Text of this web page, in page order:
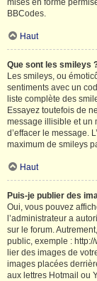
mises en forme
BBCodes.
Haut
Que sont les smileys
Les smileys, ou
sentiments avec un
liste complète des
Essayez toutefois de
message illisible et un
d’effacer le message.
maximum de smileys
Haut
Puis-je publier des
Oui, vous pouvez
l’administrateur a
sur le forum.
public, exemple :
lier des images de
images placées
aux lettres Hotmail ou